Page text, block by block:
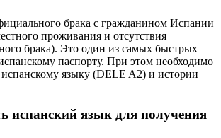
брака с гражданином Испании
проживания и отсутствия
брака). Это один из самых быстрых
паспорту. При этом необходимо
испанскому языку (DELE A2) и истории
испанский язык для получения